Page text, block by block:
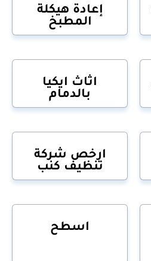
إعادة هيكلة
المطبخ
اثاث ايكيا
بالدمام
ارخص شركة
تنظيف كنب
اسطح